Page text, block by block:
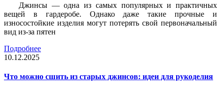
Джинсы — одна из самых популярных и практичных
вещей в гардеробе. Однако даже такие прочные и
износостойкие изделия могут потерять свой первоначальный
вид из-за пятен
Подробнее
10.12.2025
Что можно сшить из старых джинсов: идеи для рукоделия